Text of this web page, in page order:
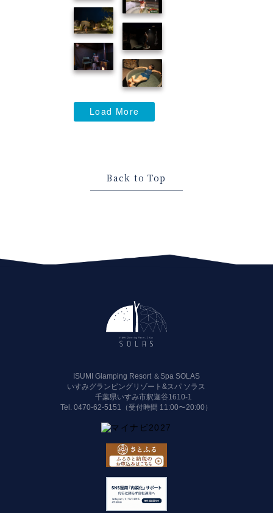
Load More
Back to Top
ISUMI Glamping Resort ＆Spa SOLAS
いすみグランピングリゾート&スパ ソラス
千葉県いすみ市釈迦谷1610-1
Tel.0470-62-5151（受付時間 11:00〜20:00）